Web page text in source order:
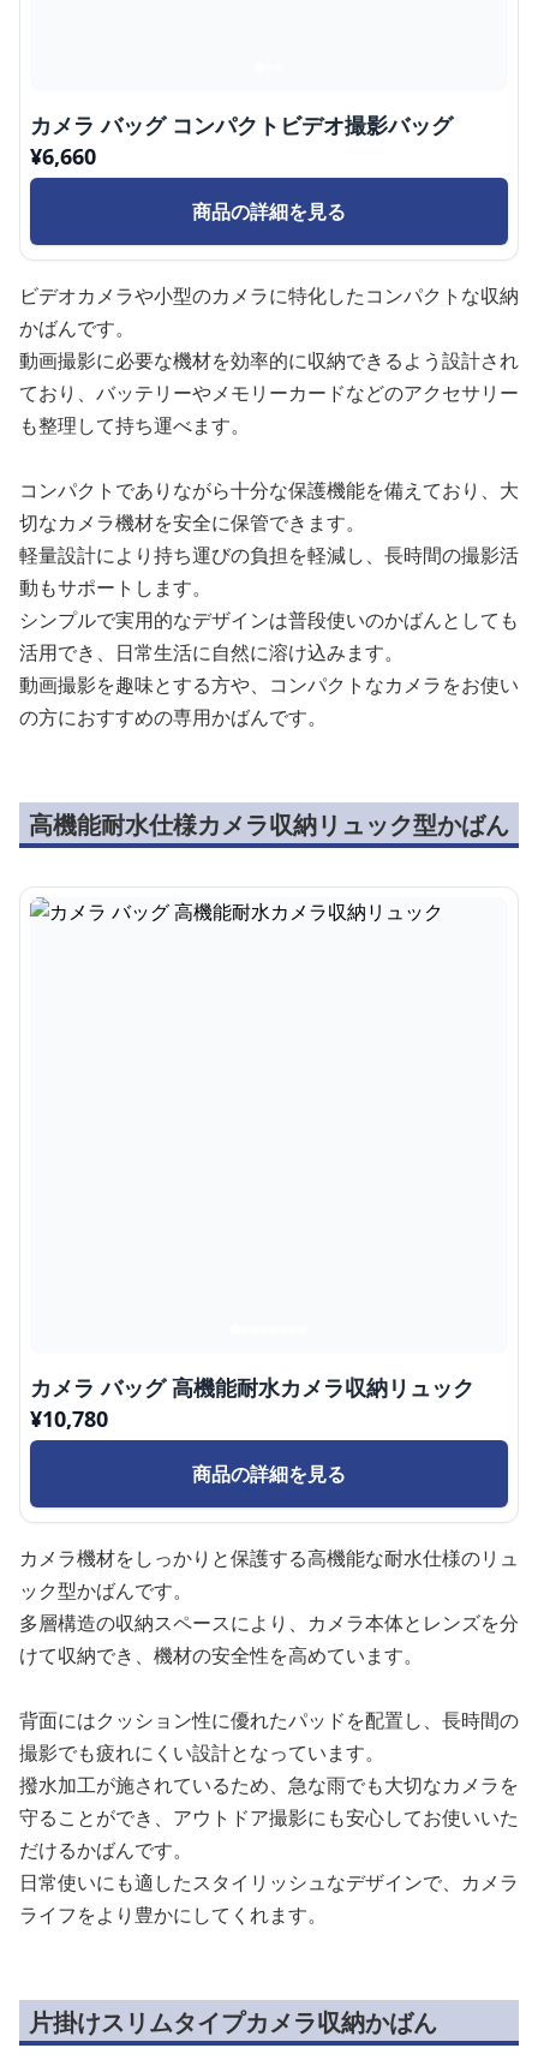
カメラ バッグ コンパクトビデオ撮影バッグ
¥6,660
商品の詳細を見る
ビデオカメラや小型のカメラに特化したコンパクトな収納
かばんです。
動画撮影に必要な機材を効率的に収納できるよう設計され
ており、バッテリーやメモリーカードなどのアクセサリー
も整理して持ち運べます。
コンパクトでありながら十分な保護機能を備えており、大
切なカメラ機材を安全に保管できます。
軽量設計により持ち運びの負担を軽減し、長時間の撮影活
動もサポートします。
シンプルで実用的なデザインは普段使いのかばんとしても
活用でき、日常生活に自然に溶け込みます。
動画撮影を趣味とする方や、コンパクトなカメラをお使い
の方におすすめの専用かばんです。
高機能耐水仕様カメラ収納リュック型かばん
カメラ バッグ 高機能耐水カメラ収納リュック
¥10,780
商品の詳細を見る
カメラ機材をしっかりと保護する高機能な耐水仕様のリュ
ック型かばんです。
多層構造の収納スペースにより、カメラ本体とレンズを分
けて収納でき、機材の安全性を高めています。
背面にはクッション性に優れたパッドを配置し、長時間の
撮影でも疲れにくい設計となっています。
撥水加工が施されているため、急な雨でも大切なカメラを
守ることができ、アウトドア撮影にも安心してお使いいた
だけるかばんです。
日常使いにも適したスタイリッシュなデザインで、カメラ
ライフをより豊かにしてくれます。
片掛けスリムタイプカメラ収納かばん